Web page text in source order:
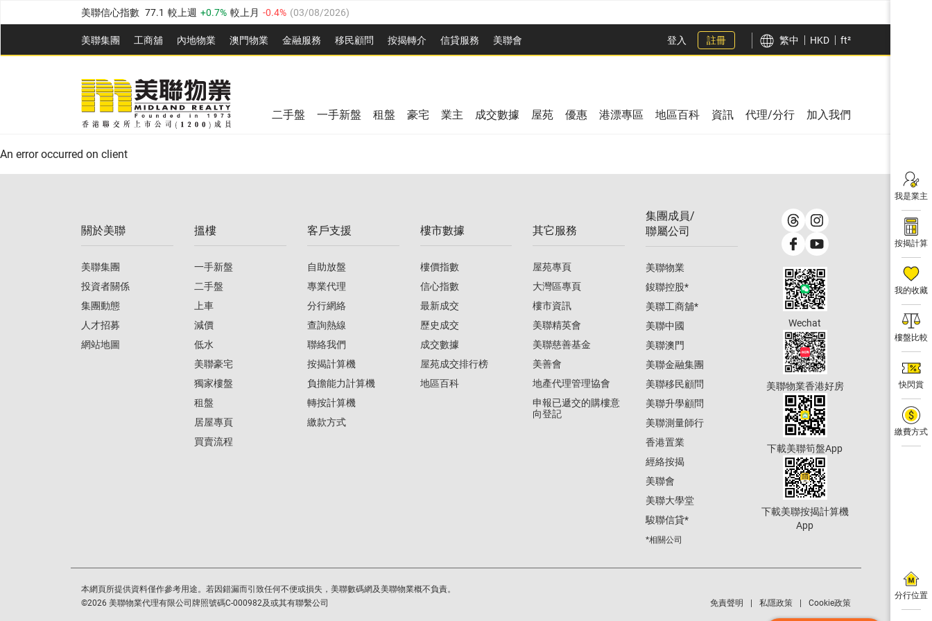
美聯信心指數 77.1 較上週 0.7% 較上月 -0.4% (03/08/2026)
全港樓價指數 149.1 較上週 0% 較上月 0.4% (03/08/2026)
港島樓價指數 157.4 較上週 -0.3% 較上月 -0.8% (03/08/2026)
九龍樓價指數 156.4 較上週 -0.1%
新界樓價指數 134.8 較上週 0.1% 0.9% 03/08/2026
美聯信心指數 77.1 較上週 0.7% 較上月
美聯集團 工商舖 內地物業 澳門物業 金融服務 移民顧問 按揭轉介 信貸服務 美聯會
全港樓價指數 149.1 較上週 0% 較上月
美聯信心指數 較上週 0.7% 03/08/2026)
登入 註冊 繁中 HKD ft²
我是業主
按揭計算
我的收藏
樓盤比較
快閃賞
繳費方式
分行位置
二手盤 一手新盤 租盤 豪宅 業主 成交數據 屋苑 優惠 港漂專區 地區百科 資訊 代理/分行 加入我們
An error occurred on client
關於美聯
美聯集團
投資者關係
集團動態
人才招募
網站地圖
搵樓
一手新盤
二手盤
上車
減價
低水
美聯豪宅
獨家樓盤
租盤
居屋專頁
買賣流程
客戶支援
自助放盤
專業代理
分行網絡
查詢熱線
聯絡我們
按揭計算機
負擔能力計算機
轉按計算機
繳款方式
樓市數據
樓價指數
信心指數
最新成交
歷史成交
成交數據
屋苑成交排行榜
地區百科
其它服務
屋苑專頁
大灣區專頁
樓市資訊
美聯精英會
美聯慈善基金
美善會
地產代理管理協會
申報已遞交的購樓意
向登記
集團成員/
聯屬公司
美聯物業
鋑聯控股*
美聯工商舖*
美聯中國
美聯澳門
美聯金融集團
美聯移民顧問
美聯升學顧問
美聯測量師行
香港置業
經絡按揭
美聯會
美聯大學堂
駿聯信貸*
*相關公司
Wechat
美聯物業香港好房
下載美聯筍盤App
下載美聯按揭計算機
App
本網頁所提供資料僅作參考用途。若因錯漏而引致任何不便或損失，美聯數碼網及美聯物業概不負責。
©2026 美聯物業代理有限公司牌照號碼C-000982及或其有聯繫公司 免責聲明 私隱政策 Cookie政策